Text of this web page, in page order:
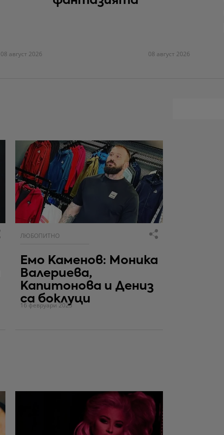
08 август 2026 08 август 2026
ЛЮБОПИТНО
Емо Каменов: Моника
Валериева,
Капитонова и Дениз
са боклуци
16 февруари 2023